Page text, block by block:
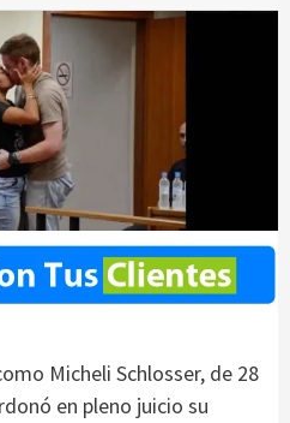
Micheli Schlosser, de 28
en pleno juicio su